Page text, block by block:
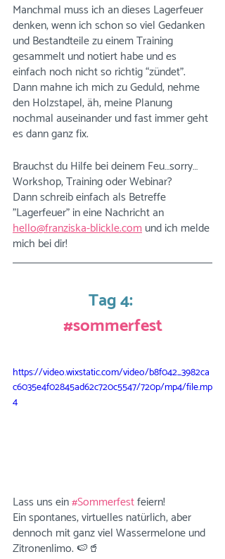
Manchmal muss ich an dieses Lagerfeuer
denken, wenn ich schon so viel Gedanken
und Bestandteile zu einem Training
gesammelt und notiert habe und es
einfach noch nicht so richtig “zündet”.
Dann mahne ich mich zu Geduld, nehme
den Holzstapel, äh, meine Planung
nochmal auseinander und fast immer geht
es dann ganz fix.
Brauchst du Hilfe bei deinem Feu…sorry…
Workshop, Training oder Webinar?
Dann schreib einfach als Betreffe
"Lagerfeuer" in eine Nachricht an
hello@franziska-blickle.com und ich melde
mich bei dir!
Tag 4:
#sommerfest
https://video.wixstatic.com/video/b8f042_3982ca
c6035e4f02845ad62c720c5547/720p/mp4/file.mp
4
Lass uns ein #Sommerfest feiern!
Ein spontanes, virtuelles natürlich, aber
dennoch mit ganz viel Wassermelone und
Zitronenlimo. 🍉🥤